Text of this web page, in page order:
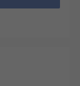
されま